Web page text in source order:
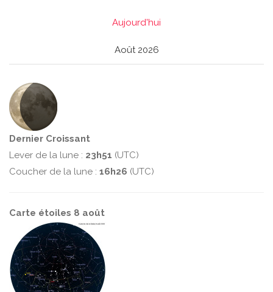
Aujourd'hui
Août 2026
Dernier Croissant
Lever de la lune : 23h51 (UTC)
Coucher de la lune : 16h26 (UTC)
Carte étoiles 8 août